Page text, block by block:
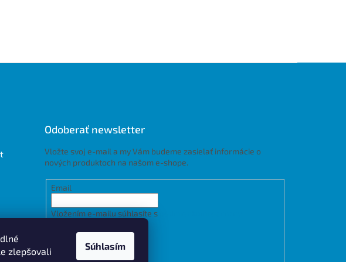
zlepšovali
Súhlasím
Odoberať newsletter
Vložte svoj e-mail a my Vám budeme zasielať informácie o
nových produktoch na našom e-shope.
Email
Vložením e-mailu súhlasíte s
PRIHLÁSIŤ SA